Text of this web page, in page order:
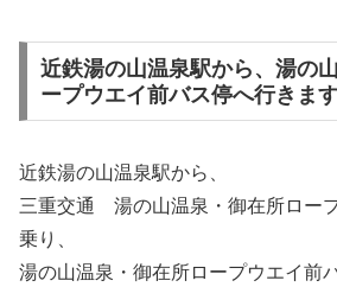
近鉄湯の山温泉駅から、湯の
ープウエイ前バス停へ行きま
近鉄湯の山温泉駅から、
三重交通 湯の山温泉・御在所ロー
乗り、
湯の山温泉・御在所ロープウエイ前